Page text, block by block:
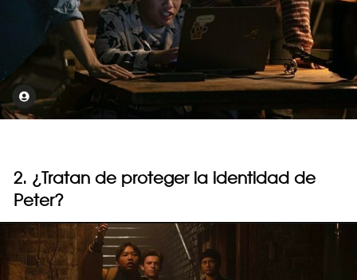
2. ¿Tratan de proteger la identidad de
Peter?